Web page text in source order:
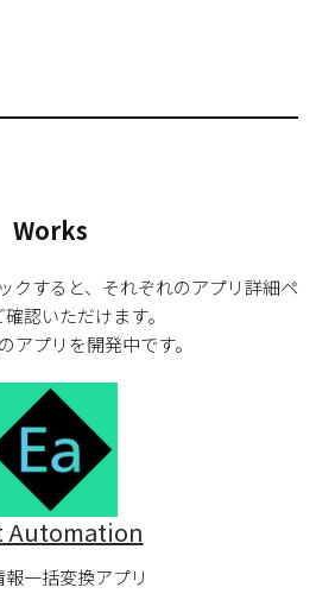
Works
クすると、それぞれのアプリ詳細ペ
認いただけます。
アプリを開発中です。
Automation
報一括変換アプリ